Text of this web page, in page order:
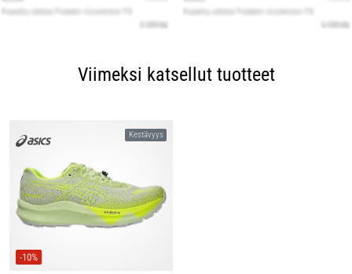
Viimeksi katsellut tuotteet
Kestävyys
-10%